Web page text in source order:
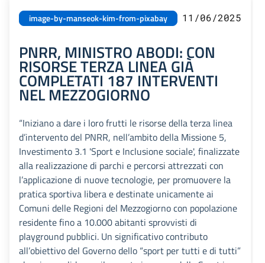
image-by-manseok-kim-from-pixabay 11/06/2025
PNRR, MINISTRO ABODI: CON
RISORSE TERZA LINEA GIÀ
COMPLETATI 187 INTERVENTI
NEL MEZZOGIORNO
“Iniziano a dare i loro frutti le risorse della terza linea
d’intervento del PNRR, nell’ambito della Missione 5,
Investimento 3.1 'Sport e Inclusione sociale', finalizzate
alla realizzazione di parchi e percorsi attrezzati con
l’applicazione di nuove tecnologie, per promuovere la
pratica sportiva libera e destinate unicamente ai
Comuni delle Regioni del Mezzogiorno con popolazione
residente fino a 10.000 abitanti sprovvisti di
playground pubblici. Un significativo contributo
all’obiettivo del Governo dello “sport per tutti e di tutti”